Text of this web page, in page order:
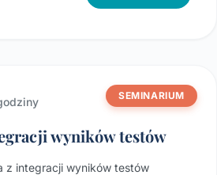
SEMINARIUM
wyników testów
z integracji wyników testów